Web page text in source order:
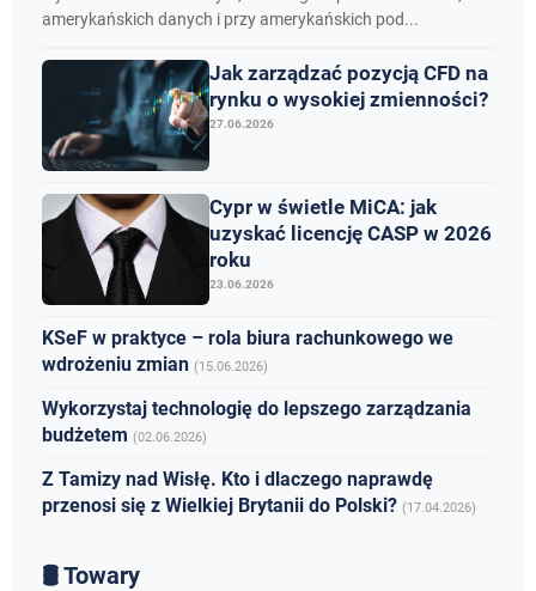
amerykańskich danych i przy amerykańskich pod...
Jak zarządzać pozycją CFD na
rynku o wysokiej zmienności?
27.06.2026
Cypr w świetle MiCA: jak
uzyskać licencję CASP w 2026
roku
23.06.2026
KSeF w praktyce – rola biura rachunkowego we
wdrożeniu zmian(15.06.2026)
Wykorzystaj technologię do lepszego zarządzania
budżetem(02.06.2026)
Z Tamizy nad Wisłę. Kto i dlaczego naprawdę
przenosi się z Wielkiej Brytanii do Polski?(17.04.2026)
🛢️ Towary